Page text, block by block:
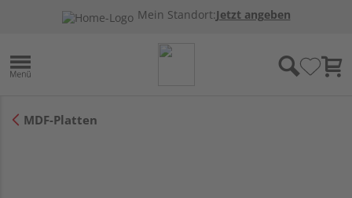
Mein Standort:Jetzt angeben
MDF-Platten